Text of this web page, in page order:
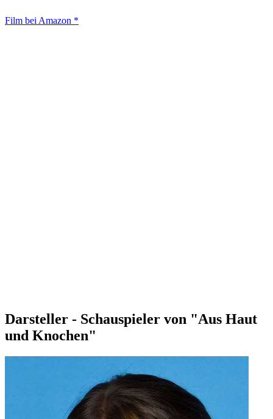
Film bei Amazon *
Darsteller - Schauspieler von "Aus Haut
und Knochen"